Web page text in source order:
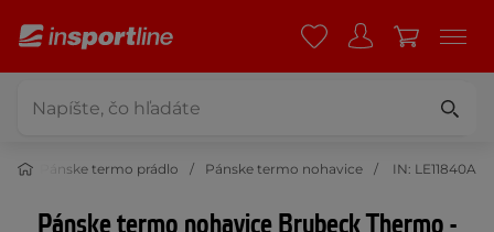
Pánske termo prádlo Pánske termo nohavice IN: LE11840A